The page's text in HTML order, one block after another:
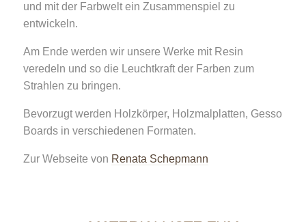
und mit der Farbwelt ein Zusammenspiel zu
entwickeln.
Am Ende werden wir unsere Werke mit Resin
veredeln und so die Leuchtkraft der Farben zum
Strahlen zu bringen.
Bevorzugt werden Holzkörper, Holzmalplatten, Gesso
Boards in verschiedenen Formaten.
Zur Webseite von Renata Schepmann